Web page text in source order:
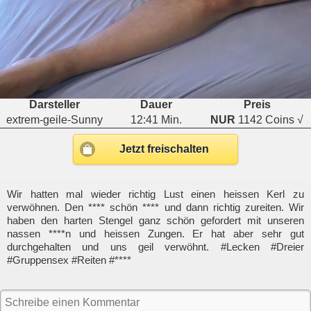
Darsteller Dauer
Preis
extrem-geile-Sunny
12:41 Min. NUR 1142 Coins √
Jetzt freischalten
Wir hatten mal wieder richtig Lust einen heissen Kerl zu
verwöhnen. Den **** schön **** und dann richtig zureiten. Wir
haben den harten Stengel ganz schön gefordert mit unseren
nassen ****n und heissen Zungen. Er hat aber sehr gut
durchgehalten und uns geil verwöhnt. #Lecken #Dreier
#Gruppensex #Reiten #****